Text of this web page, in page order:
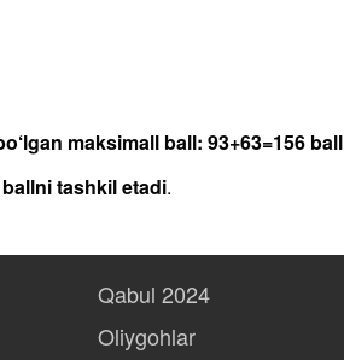
maksimall ball: 93+63=156 ball
ballni tashkil etadi.
Qabul 2024
Oliygohlar